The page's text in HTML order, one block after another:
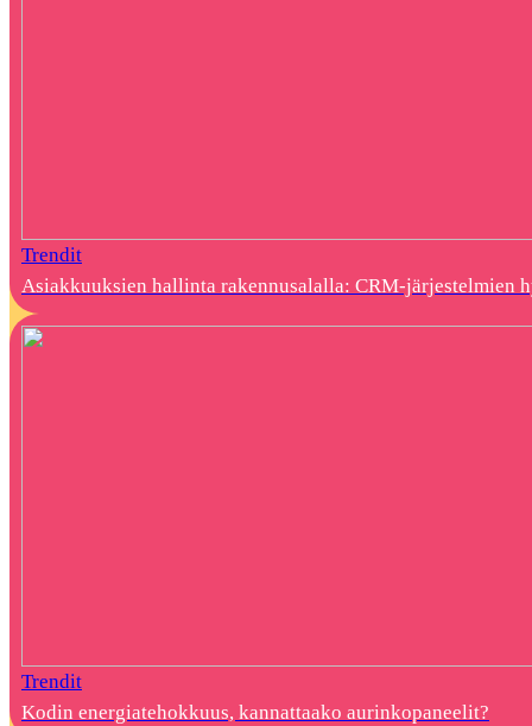
Trendit
Asiakkuuksien hallinta rakennusalalla: CRM-järjestelmien
Trendit
Kodin energiatehokkuus, kannattaako aurinkopaneelit?